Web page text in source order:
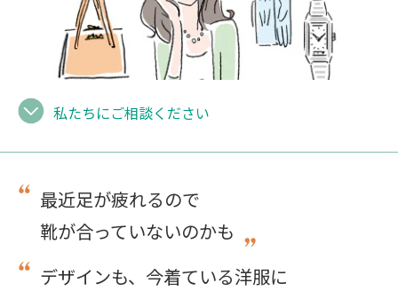
私たちにご相談ください
最近足が疲れるので
靴が合っていないのかも
デザインも、今着ている洋服に